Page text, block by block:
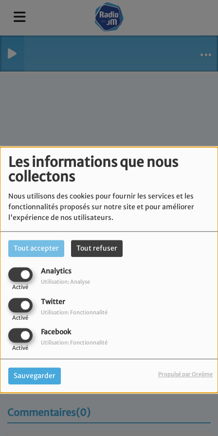
Les informations que nous
collectons
Nous utilisons des cookies pour fournir les services et les
fonctionnalités proposés sur notre site et pour améliorer
l'expérience de nos utilisateurs.
Tout accepter Tout refuser
Analytics
Activé
Utilisation: Analyse
Twitter
Activé
Utilisation: Fonctionnalité
Facebook
Activé
Utilisation: Fonctionnalité
Sauvegarder Propulsé par Orejime
A l'écoute de la voix
de Sion - Jeudi 7 Mai
Retrouvez l'émission de l'OSM.
Commentaires(0)